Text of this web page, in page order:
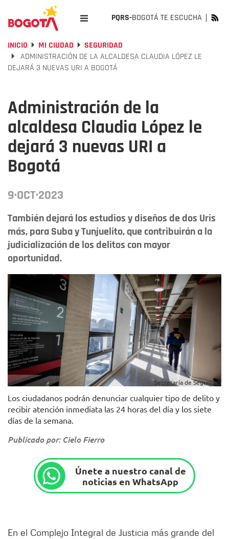
PQRS-BOGOTÁ TE ESCUCHA
INICIO MI CIUDAD
SEGURIDAD
ADMINISTRACIÓN DE LA ALCALDESA CLAUDIA LÓPEZ LE
DEJARÁ 3 NUEVAS URI A BOGOTÁ
Administración de la
alcaldesa Claudia López le
dejará 3 nuevas URI a
Bogotá
9·OCT·2023
También dejará los estudios y diseños de dos Uris
más, para Suba y Tunjuelito, que contribuirán a la
judicialización de los delitos con mayor
oportunidad.
Secretaría de Seguridad
Los ciudadanos podrán denunciar cualquier tipo de delito y
recibir atención inmediata las 24 horas del día y los siete
días de la semana.
Publicado por: Cielo Fierro
Únete a nuestro canal de
noticias en WhatsApp
En el Complejo Integral de Justicia más grande del